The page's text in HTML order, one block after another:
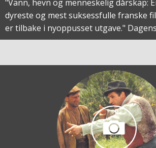
"Vann, hevn og menneskelig dårskap:
dyreste og mest suksessfulle franske
er tilbake i nyoppusset utgave."